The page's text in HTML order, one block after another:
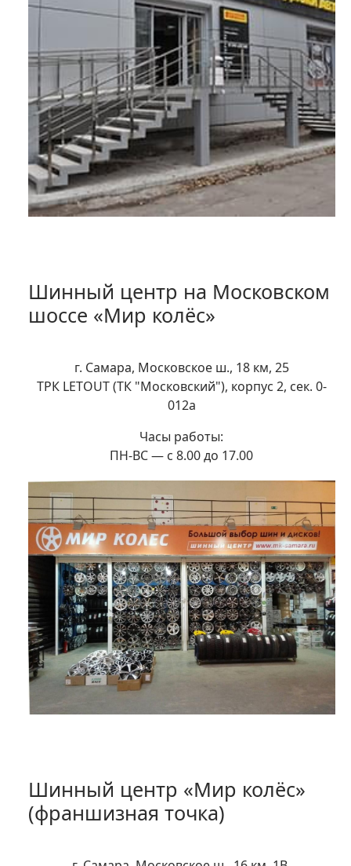
Шинный центр на Московском
шоссе «Мир колёс»
г. Самара, Московское ш., 18 км, 25
ТРК LETOUT (ТК "Московский"), корпус 2, сек. 0-
012а
Часы работы:
ПН-ВС — с 8.00 до 17.00
Шинный центр «Мир колёс»
(франшизная точка)